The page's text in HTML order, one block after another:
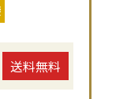
送料無料